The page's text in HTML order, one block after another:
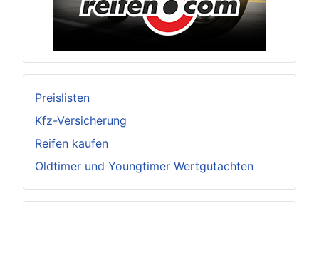
Preislisten
Kfz-Versicherung
Reifen kaufen
Oldtimer und Youngtimer Wertgutachten